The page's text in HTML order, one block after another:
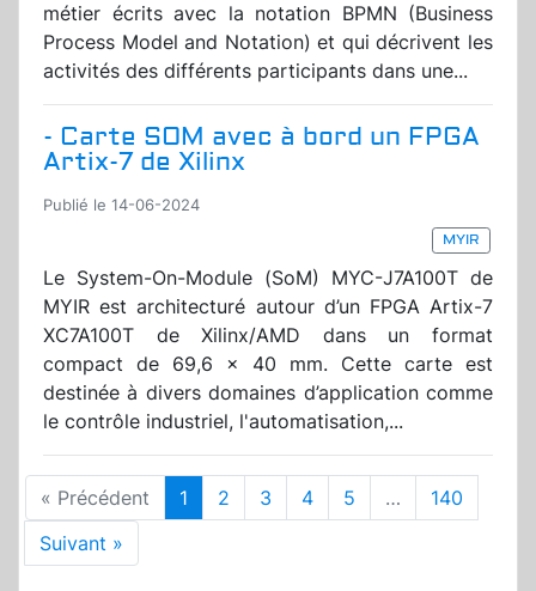
métier écrits avec la notation BPMN (Business
Process Model and Notation) et qui décrivent les
activités des différents participants dans une...
- Carte SOM avec à bord un FPGA
Artix-7 de Xilinx
Publié le 14-06-2024
MYIR
Le System-On-Module (SoM) MYC-J7A100T de
MYIR est architecturé autour d’un FPGA Artix-7
XC7A100T de Xilinx/AMD dans un format
compact de 69,6 x 40 mm. Cette carte est
destinée à divers domaines d’application comme
le contrôle industriel, l'automatisation,...
« Précédent 1 2 3 4 5 …
140
Suivant »